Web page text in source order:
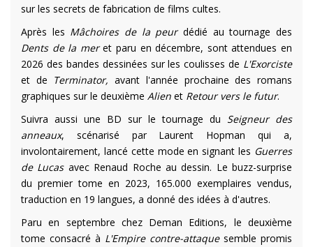
sur les secrets de fabrication de films cultes.
Après les Mâchoires de la peurdédié au tournage des
Dents de la meret paru en décembre, sont attendues en
2026 des bandes dessinées sur les coulisses de L'Exorciste
et de Terminator, avant l'année prochaine des romans
graphiques sur le deuxième Alien et Retour vers le futur.
Suivra aussi une BD sur le tournage du Seigneur des
anneaux, scénarisé par Laurent Hopman qui a,
involontairement, lancé cette mode en signant les Guerres
de Lucasavec Renaud Roche au dessin. Le buzz-surprise
du premier tome en 2023, 165.000 exemplaires vendus,
traduction en 19 langues, a donné des idées à d'autres.
Paru en septembre chez Deman Editions, le deuxième
tome consacré à L'Empire contre-attaquesemble promis